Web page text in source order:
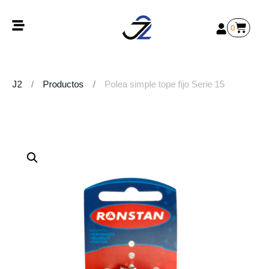
0
J2 / Productos / Polea simple tope fijo Serie 15